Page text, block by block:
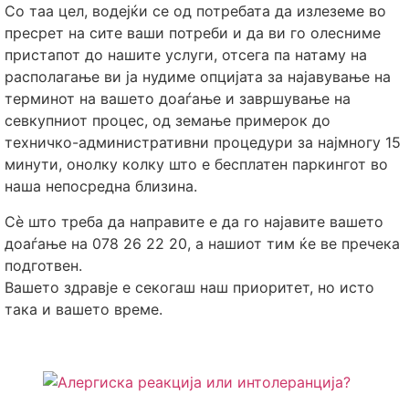
Со таа цел, водејќи се од потребата да излеземе во
пресрет на сите ваши потреби и да ви го олесниме
пристапот до нашите услуги, отсега па натаму на
располагање ви ја нудиме опцијата за најавување на
терминот на вашето доаѓање и завршување на
севкупниот процес, од земање примерок до
техничко-административни процедури за најмногу 15
минути, онолку колку што е бесплатен паркингот во
наша непосредна близина.
Сè што треба да направите е да го најавите вашето
доаѓање на 078 26 22 20, а нашиот тим ќе ве пречека
подготвен.
Вашето здравје е секогаш наш приоритет, но исто
така и вашето време.